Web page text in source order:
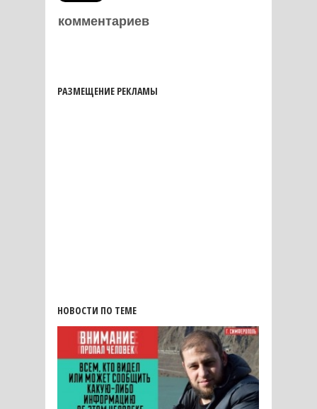
комментариев
РАЗМЕЩЕНИЕ РЕКЛАМЫ
НОВОСТИ ПО ТЕМЕ